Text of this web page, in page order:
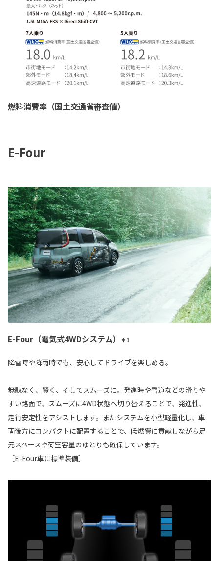
燃料消費率（国土交通省審査値）
E-Four
E-Four（電気式4WDシステム） ＊1
降雪時や降雨時でも、安心してドライブを楽しめる。
無駄なく、賢く、そしてスムーズに。発進時や雪道などの滑りや
すい路面で、スムーズに4WD状態へ切り替えることで、発進性、
走行安定性をアシストします。またシステムを小型軽量化し、車
両後方にコンパクトに配置することで、低燃費に貢献しながら足
元スペースや荷室容量のゆとりも確保しています。
［E-Four車に標準装備］